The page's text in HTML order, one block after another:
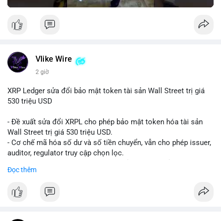
Vlike Wire
2 giờ
XRP Ledger sửa đổi bảo mật token tài sản Wall Street trị giá
530 triệu USD
- Đề xuất sửa đổi XRPL cho phép bảo mật token hóa tài sản
Wall Street trị giá 530 triệu USD.
- Cơ chế mã hóa số dư và số tiền chuyển, vẫn cho phép issuer,
auditor, regulator truy cập chọn lọc.
tài chính.
chức tài chính.
Đọc thêm